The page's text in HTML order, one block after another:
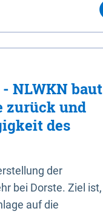
NLWKN baut
zurück und
des
der
bei Dorste. Ziel ist,
auf die